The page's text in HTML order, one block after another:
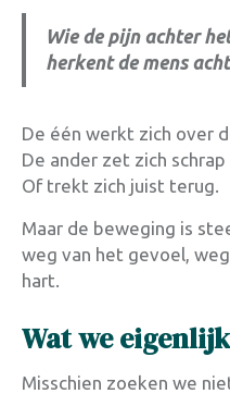
Wie de pijn achter
herkent de mens
De één werkt zich over
De ander zet zich
Of trekt zich juist terug.
Maar de beweging is
weg van het gevoel,
hart.
Wat we
Misschien zoeken we